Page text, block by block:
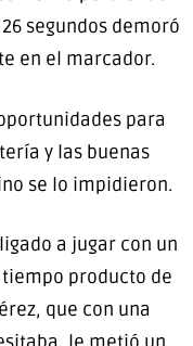
segundos demoró
en el marcador.
para
y las buenas
se lo impidieron.
a jugar con un
producto de
que con una